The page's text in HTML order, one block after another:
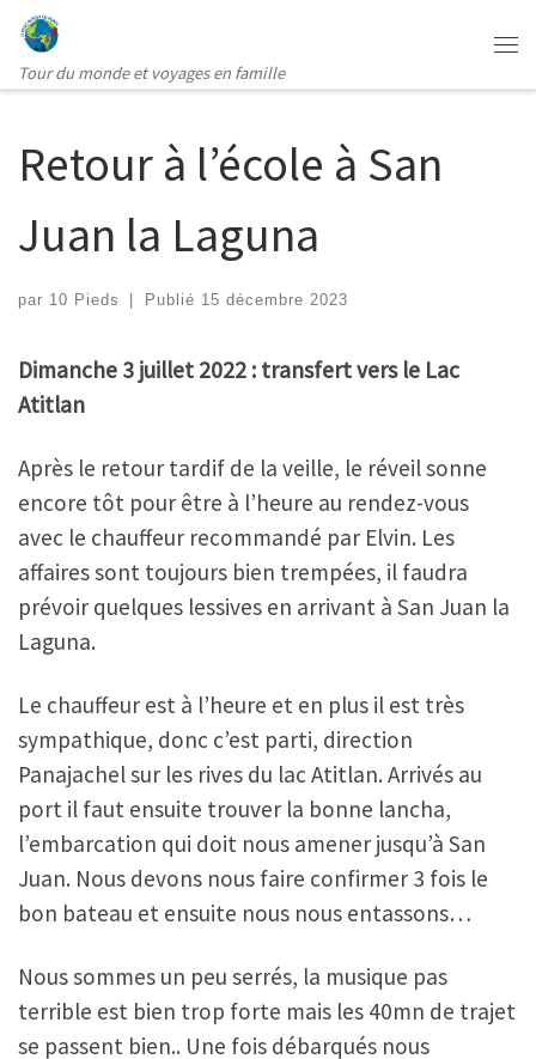
Passer au contenu
Tour du monde et voyages en famille
Retour à l’école à San
Juan la Laguna
par 10 Pieds | Publié 15 décembre 2023
Dimanche 3 juillet 2022 : transfert vers le Lac
Atitlan
Après le retour tardif de la veille, le réveil sonne
encore tôt pour être à l’heure au rendez-vous
avec le chauffeur recommandé par Elvin. Les
affaires sont toujours bien trempées, il faudra
prévoir quelques lessives en arrivant à San Juan la
Laguna.
Le chauffeur est à l’heure et en plus il est très
sympathique, donc c’est parti, direction
Panajachel sur les rives du lac Atitlan. Arrivés au
port il faut ensuite trouver la bonne lancha,
l’embarcation qui doit nous amener jusqu’à San
Juan. Nous devons nous faire confirmer 3 fois le
bon bateau et ensuite nous nous entassons…
Nous sommes un peu serrés, la musique pas
terrible est bien trop forte mais les 40mn de trajet
se passent bien.. Une fois débarqués nous